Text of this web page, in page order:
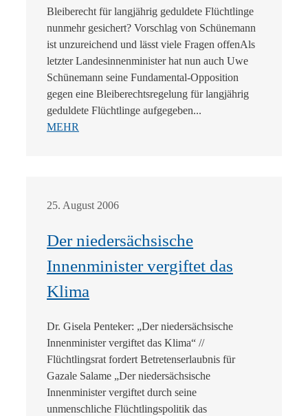
Bleiberecht für langjährig geduldete Flüchtlinge
nunmehr gesichert? Vorschlag von Schünemann
ist unzureichend und lässt viele Fragen offenAls
letzter Landesinnenminister hat nun auch Uwe
Schünemann seine Fundamental-Opposition
gegen eine Bleiberechtsregelung für langjährig
geduldete Flüchtlinge aufgegeben...
MEHR
25. August 2006
Der niedersächsische
Innenminister vergiftet das
Klima
Dr. Gisela Penteker: „Der niedersächsische
Innenminister vergiftet das Klima“ //
Flüchtlingsrat fordert Betretenserlaubnis für
Gazale Salame „Der niedersächsische
Innenminister vergiftet durch seine
unmenschliche Flüchtlingspolitik das